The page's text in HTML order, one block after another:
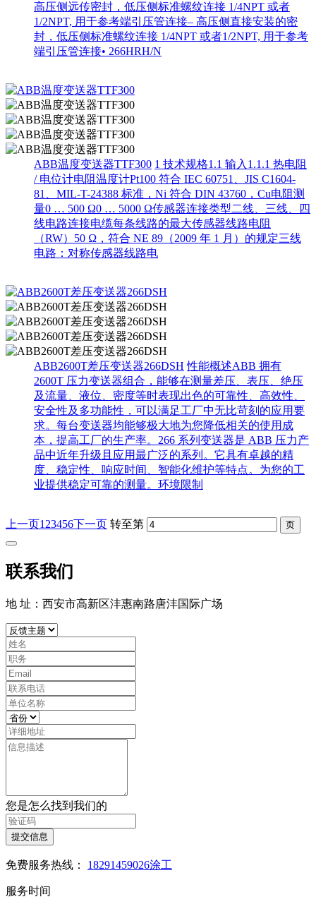
高压侧远传密封，低压侧标准螺纹连接 1/4NPT 或者
1/2NPT, 用于参考端引压管连接– 高压侧直接安装的密
封，低压侧标准螺纹连接 1/4NPT 或者1/2NPT, 用于参考
端引压管连接• 266HRH/N
ABB温度变送器TTF300 1 技术规格1.1 输入1.1.1 热电阻
/ 电位计电阻温度计Pt100 符合 IEC 60751、JIS C1604-
81、MIL-T-24388 标准，Ni 符合 DIN 43760，Cu电阻测
量0 … 500 Ω0 … 5000 Ω传感器连接类型二线、三线、四
线电路连接电缆每条线路的最大传感器线路电阻
（RW）50 Ω，符合 NE 89（2009 年 1 月）的规定三线
电路：对称传感器线路电
ABB2600T差压变送器266DSH 性能概述ABB 拥有
2600T 压力变送器组合，能够在测量差压、表压、绝压
及流量、液位、密度等时表现出色的可靠性、高效性、
安全性及多功能性，可以满足工厂中无比苛刻的应用要
求。每台变送器均能够极大地为您降低相关的使用成
本，提高工厂的生产率。266 系列变送器是 ABB 压力产
品中近年升级且应用最广泛的系列。它具有卓越的精
度、稳定性、响应时间、智能化维护等特点。为您的工
业提供稳定可靠的测量。环境限制
上一页1 23456下一页 转至第
联系我们
地 址：西安市高新区沣惠南路唐沣国际广场
您是怎么找到我们的
提交信息
免费服务热线： 18291459026涂工
服务时间